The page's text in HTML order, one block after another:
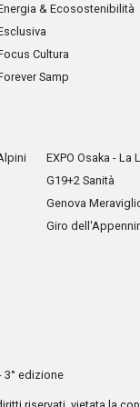
& Ecosostenibilità
Cultura
Samp
EXPO Osaka - La
G19+2 Sanità
Genova
Giro
3° edizione